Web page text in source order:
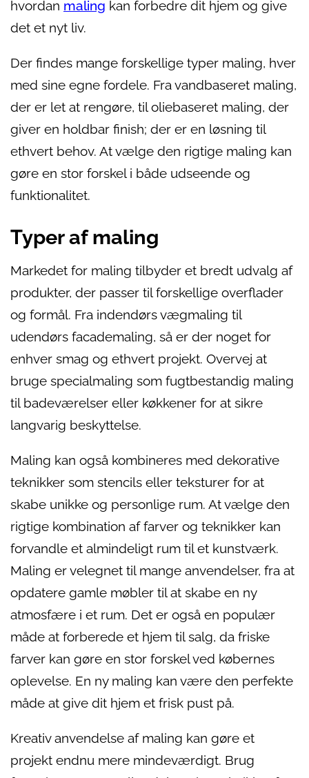
hvordan maling kan forbedre dit hjem og give
det et nyt liv.
Der findes mange forskellige typer maling, hver
med sine egne fordele. Fra vandbaseret maling,
der er let at rengøre, til oliebaseret maling, der
giver en holdbar finish; der er en løsning til
ethvert behov. At vælge den rigtige maling kan
gøre en stor forskel i både udseende og
funktionalitet.
Typer af maling
Markedet for maling tilbyder et bredt udvalg af
produkter, der passer til forskellige overflader
og formål. Fra indendørs vægmaling til
udendørs facademaling, så er der noget for
enhver smag og ethvert projekt. Overvej at
bruge specialmaling som fugtbestandig maling
til badeværelser eller køkkener for at sikre
langvarig beskyttelse.
Maling kan også kombineres med dekorative
teknikker som stencils eller teksturer for at
skabe unikke og personlige rum. At vælge den
rigtige kombination af farver og teknikker kan
forvandle et almindeligt rum til et kunstværk.
Maling er velegnet til mange anvendelser, fra at
opdatere gamle møbler til at skabe en ny
atmosfære i et rum. Det er også en populær
måde at forberede et hjem til salg, da friske
farver kan gøre en stor forskel ved købernes
oplevelse. En ny maling kan være den perfekte
måde at give dit hjem et frisk pust på.
Kreativ anvendelse af maling kan gøre et
projekt endnu mere mindeværdigt. Brug